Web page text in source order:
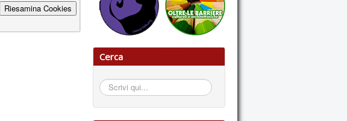
Riesamina Cookies
Cerca
Cerca...